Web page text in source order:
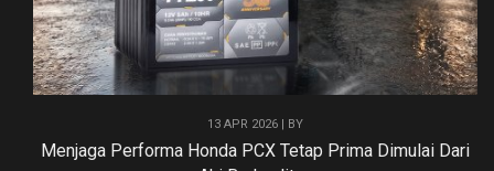
13 APR 2026 | BY
Menjaga Performa Honda PCX Tetap Prima Dimulai Dari